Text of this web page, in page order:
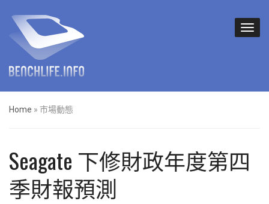
Home » 市場動態
Seagate 下修財政年度第四
季財報預測